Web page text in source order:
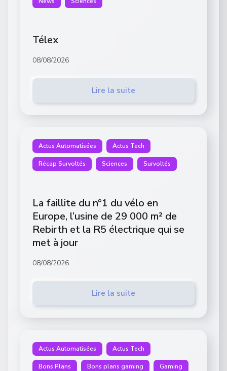
Télex
08/08/2026
Lire la suite
Actus Automatisées Actus Tech
Récap Survoltés Sciences Survoltés
La faillite du n°1 du vélo en
Europe, l’usine de 29 000 m² de
Rebirth et la R5 électrique qui se
met à jour
08/08/2026
Lire la suite
Actus Automatisées Actus Tech
Bons Plans Bons plans gaming Gaming